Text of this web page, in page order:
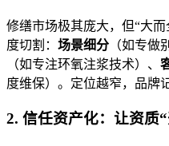
修缮市场极其庞大，但“大
度切割： 场景细分 （如专做
（如专注环氧注浆技术）、
度维保）。定位越窄，品牌
2. 信任资产化：让资质